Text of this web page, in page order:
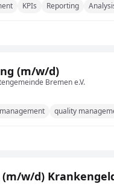
KPIs Reporting
(m/w/d)
Bremen e.V.
quality
w/d)